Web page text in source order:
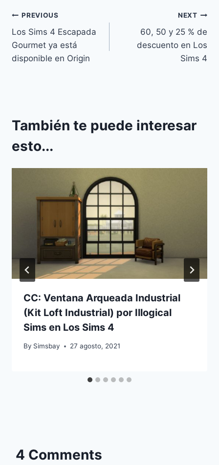
Navegación
de
entradas
PREVIOUS
Los Sims 4 Escapada
Gourmet ya está
disponible en Origin
NEXT
60, 50 y 25 % de
descuento en Los
Sims 4
También te puede interesar
esto...
CC: Ventana Arqueada Industrial
(Kit Loft Industrial) por Illogical
Sims en Los Sims 4
By Simsbay 27 agosto, 2021
4 Comments